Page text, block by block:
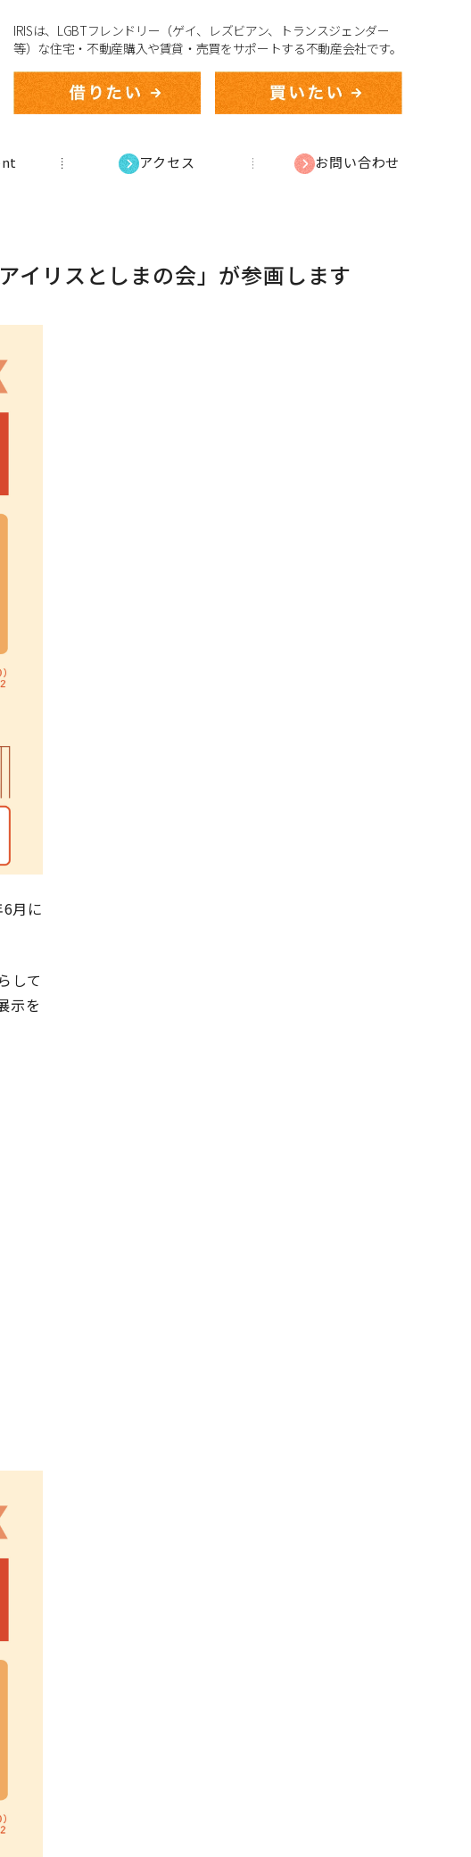
IRISは、LGBTフレンドリー（ゲイ、レズビアン、トランスジェンダー
等）な住宅・不動産購入や賃貸・売買をサポートする不動産会社です。
アクセス お問い合わせ
イリスとしまの会」が参画します
月に
して
示を